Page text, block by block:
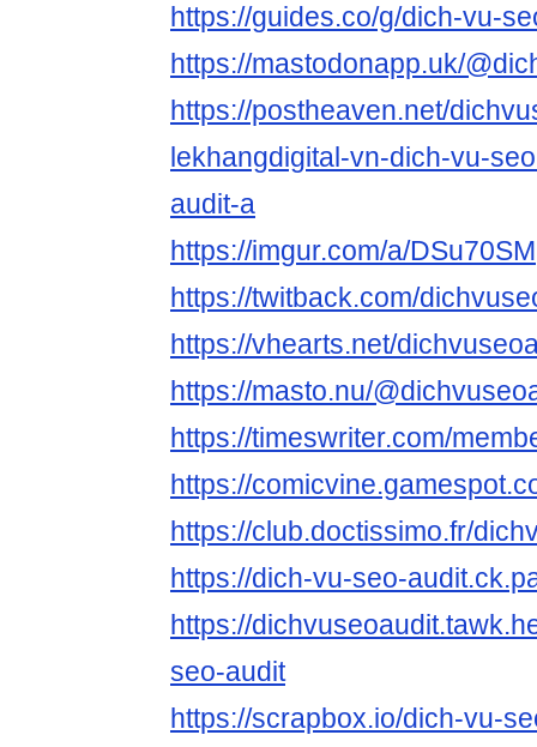
https://guides.co/g/dich-vu-
https://mastodonapp.uk/
https://postheaven.net/
lekhangdigital-vn-dich-vu-
audit-a
https://imgur.com/a/DSu70SM
https://twitback.com/
https://vhearts.net/
https://masto.nu/
https://timeswriter.com/
https://
https://club.doctissimo.fr/
https://dich-vu-seo-
https://
seo-audit
https://scrapbox.io/dich-vu-